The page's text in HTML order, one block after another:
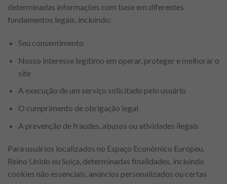
determinadas informações com base em diferentes
fundamentos legais, incluindo:
Seu consentimento
Nosso interesse legítimo em operar, proteger e melhorar o
site
A execução de um serviço solicitado pelo usuário
O cumprimento de obrigação legal
A prevenção de fraudes, abusos ou atividades ilegais
Para usuários localizados no Espaço Econômico Europeu,
Reino Unido ou Suíça, determinadas finalidades, incluindo
cookies não essenciais, anúncios personalizados ou certas